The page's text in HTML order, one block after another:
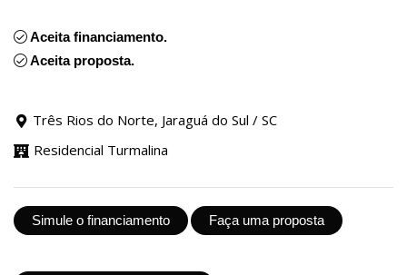
Aceita financiamento.
Aceita proposta.
Três Rios do Norte, Jaraguá do Sul / SC
Residencial Turmalina
Simule o financiamento Faça uma proposta